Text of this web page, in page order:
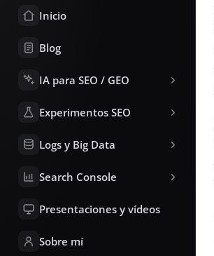
Inicio
Blog
IA para SEO / GEO
Experimentos SEO
Logs y Big Data
Search Console
Presentaciones y vídeos
Sobre mí